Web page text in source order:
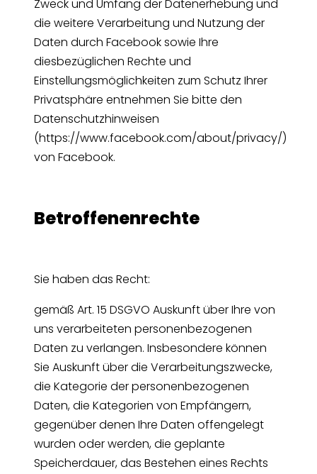
Zweck und Umfang der Datenerhebung und
die weitere Verarbeitung und Nutzung der
Daten durch Facebook sowie Ihre
diesbezüglichen Rechte und
Einstellungsmöglichkeiten zum Schutz Ihrer
Privatsphäre entnehmen Sie bitte den
Datenschutzhinweisen
(https://www.facebook.com/about/privacy/)
von Facebook.
Betroffenenrechte
Sie haben das Recht:
gemäß Art. 15 DSGVO Auskunft über Ihre von
uns verarbeiteten personenbezogenen
Daten zu verlangen. Insbesondere können
Sie Auskunft über die Verarbeitungszwecke,
die Kategorie der personenbezogenen
Daten, die Kategorien von Empfängern,
gegenüber denen Ihre Daten offengelegt
wurden oder werden, die geplante
Speicherdauer, das Bestehen eines Rechts